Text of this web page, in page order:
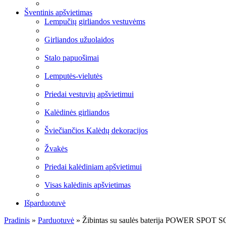
Šventinis apšvietimas
Lempučių girliandos vestuvėms
Girliandos užuolaidos
Stalo papuošimai
Lemputės-vielutės
Priedai vestuvių apšvietimui
Kalėdinės girliandos
Šviečiančios Kalėdų dekoracijos
Žvakės
Priedai kalėdiniam apšvietimui
Visas kalėdinis apšvietimas
Išparduotuvė
Pradinis » Parduotuvė » Žibintas su saulės baterija POWER SPOT